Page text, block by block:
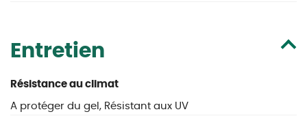
Entretien
Résistance au climat
A protéger du gel, Résistant aux UV